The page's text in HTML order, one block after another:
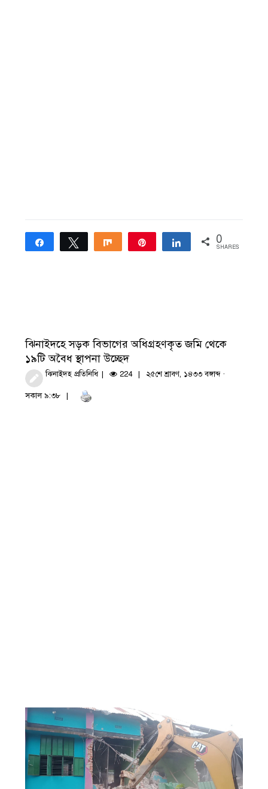
Share Tweet Share Share 0
SHARES
ঝিনাইদহে সড়ক বিভাগের অধিগ্রহণকৃত জমি থেকে
১৯টি অবৈধ স্থাপনা উচ্ছেদ
ঝিনাইদহ প্রতিনিধি 224 ২৫শে শ্রাবণ, ১৪৩৩ বঙ্গাব্দ ·
সকাল ৯:৩৮